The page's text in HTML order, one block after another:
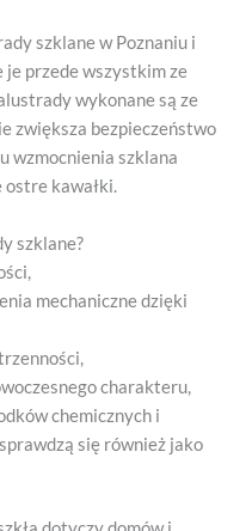
szklane w Poznaniu i
je przede wszystkim ze
wykonane są ze
zwiększa bezpieczeństwo
wzmocnienia szklana
ostre kawałki.
szklane?
mechaniczne dzięki
charakteru,
chemicznych i
się również jako